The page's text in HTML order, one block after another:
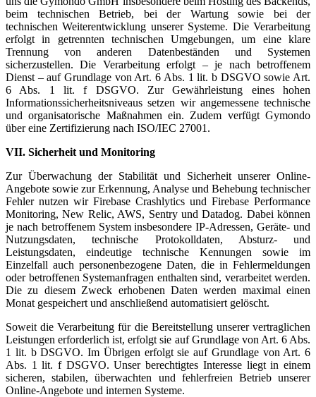
beim technischen Betrieb, bei der Wartung sowie bei der
technischen Weiterentwicklung unserer Systeme. Die Verarbeitung
erfolgt in getrennten technischen Umgebungen, um eine klare
Trennung von anderen Datenbeständen und Systemen
sicherzustellen. Die Verarbeitung erfolgt – je nach betroffenem
Dienst – auf Grundlage von Art. 6 Abs. 1 lit. b DSGVO sowie Art.
6 Abs. 1 lit. f DSGVO. Zur Gewährleistung eines hohen
Informationssicherheitsniveaus setzen wir angemessene technische
und organisatorische Maßnahmen ein. Zudem verfügt Gymondo
über eine Zertifizierung nach ISO/IEC 27001.
VII. Sicherheit und Monitoring
Zur Überwachung der Stabilität und Sicherheit unserer Online-
Angebote sowie zur Erkennung, Analyse und Behebung technischer
Fehler nutzen wir Firebase Crashlytics und Firebase Performance
Monitoring, New Relic, AWS, Sentry und Datadog. Dabei können
je nach betroffenem System insbesondere IP-Adressen, Geräte- und
Nutzungsdaten, technische Protokolldaten, Absturz- und
Leistungsdaten, eindeutige technische Kennungen sowie im
Einzelfall auch personenbezogene Daten, die in Fehlermeldungen
oder betroffenen Systemanfragen enthalten sind, verarbeitet werden.
Die zu diesem Zweck erhobenen Daten werden maximal einen
Monat gespeichert und anschließend automatisiert gelöscht.
Soweit die Verarbeitung für die Bereitstellung unserer vertraglichen
Leistungen erforderlich ist, erfolgt sie auf Grundlage von Art. 6 Abs.
1 lit. b DSGVO. Im Übrigen erfolgt sie auf Grundlage von Art. 6
Abs. 1 lit. f DSGVO. Unser berechtigtes Interesse liegt in einem
sicheren, stabilen, überwachten und fehlerfreien Betrieb unserer
Online-Angebote und internen Systeme.